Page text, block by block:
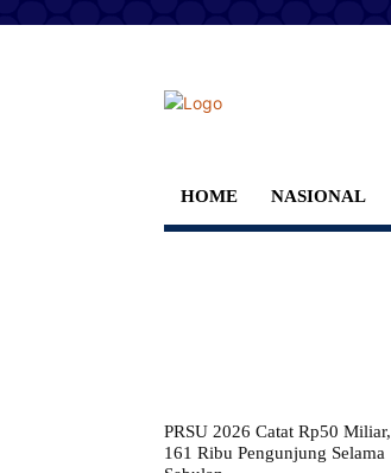
HOME NASIONAL
PRSU 2026 Catat Rp50 Miliar,
161 Ribu Pengunjung Selama